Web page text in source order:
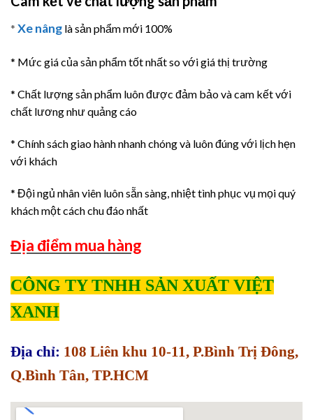
* Xe nâng là sản phẩm mới 100%
* Mức giá của sản phẩm tốt nhất so với giá thị trường
* Chất lượng sản phẩm luôn được đảm bảo và cam kết với
chất lương như quảng cáo
* Chính sách giao hành nhanh chóng và luôn đúng với lịch hẹn
với khách
* Đội ngủ nhân viên luôn sẵn sàng, nhiệt tình phục vụ mọi quý
khách một cách chu đáo nhất
Địa điểm mua hàng
CÔNG TY TNHH SẢN XUẤT VIỆT
XANH
Địa chỉ: 108 Liên khu 10-11, P.Bình Trị Đông,
Q.Bình Tân, TP.HCM